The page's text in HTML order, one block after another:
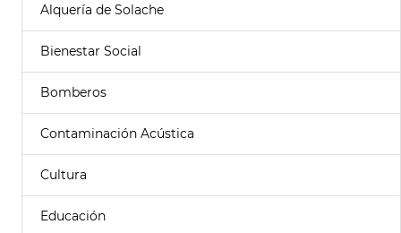
Alquería de Solache
Bienestar Social
Bomberos
Contaminación Acústica
Cultura
Educación